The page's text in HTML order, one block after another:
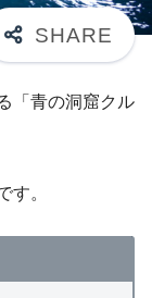
「青の洞窟クル
す。